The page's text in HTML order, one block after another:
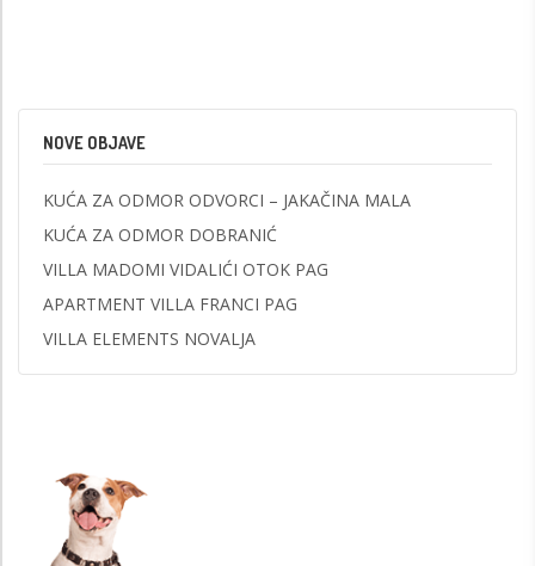
NOVE OBJAVE
KUĆA ZA ODMOR ODVORCI – JAKAČINA MALA
KUĆA ZA ODMOR DOBRANIĆ
VILLA MADOMI VIDALIĆI OTOK PAG
APARTMENT VILLA FRANCI PAG
VILLA ELEMENTS NOVALJA